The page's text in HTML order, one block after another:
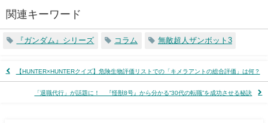
関連キーワード
『ガンダム』シリーズ コラム 無敵超人ザンボット3
【HUNTER×HUNTERクイズ】危険生物評価リストでの「キメラアントの総合評価」は何？
「退職代行」が話題に！ 『怪獣8号』から分かる“30代の転職”を成功させる秘訣